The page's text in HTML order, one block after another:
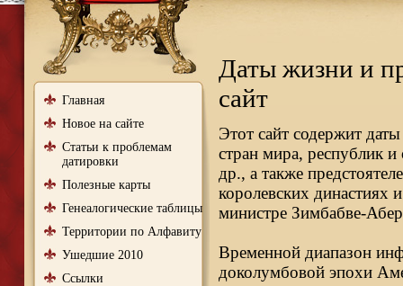
Главная
Новое на сайте
Статьи к проблемам
датировки
Полезные карты
Генеалогические таблицы
Территории по Алфавиту
Ушедшие 2010
Ссылки
Даты жизни и
сайт
Этот сайт содержит
стран мира, республик и
др., а также
королевских династиях
министре Зимбабве-
Временной диапазон
доколумбовой эпохи